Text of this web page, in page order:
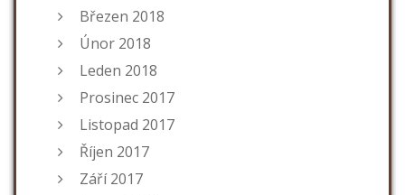
Březen 2018
Únor 2018
Leden 2018
Prosinec 2017
Listopad 2017
Říjen 2017
Září 2017